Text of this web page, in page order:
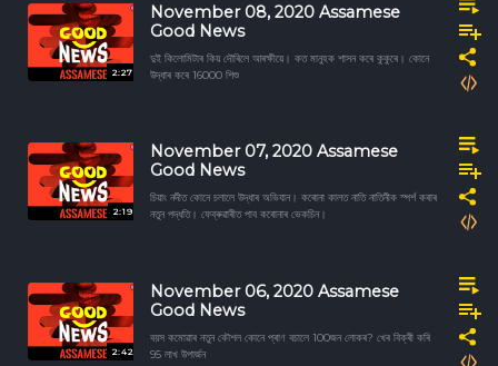
2:27
November 08, 2020 Assamese
Good News
দুই কিলোমিটাৰ কিয় দৌৰিলে আৰক্ষীয়ে। কত মানুহক শাসন কৰে কুকুৰে। কোনে
উদ্ধাৰ কৰে 16000 শিশু
2:19
November 07, 2020 Assamese
Good News
চিয়াং নদীত কোনে চলালে উদ্ধাৰ অভিযান। কৰোনা কালত নাতি নাতিনীক স্পৰ্শ কৰাৰ
নতুন পদ্ধতি। ফেব্ৰুৱাৰীত পাব কৰোনাৰ ভেকচিন।
2:42
November 06, 2020 Assamese
Good News
বয়স কমোৱাৰ নতুন কৌশল কোনে প্ৰাণ বচালে 100জন লোকৰ? খেৰ বিক্ৰী কৰি
95 লাখ উপাৰ্জন